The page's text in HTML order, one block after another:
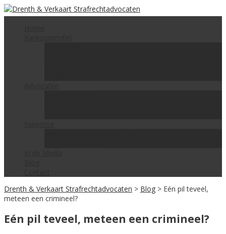
Skip
to
Drenth & Verkaart Strafrechtadvocaten > Blog > Eén pil teveel,
meteen een crimineel?
Eén pil teveel, meteen een crimineel?